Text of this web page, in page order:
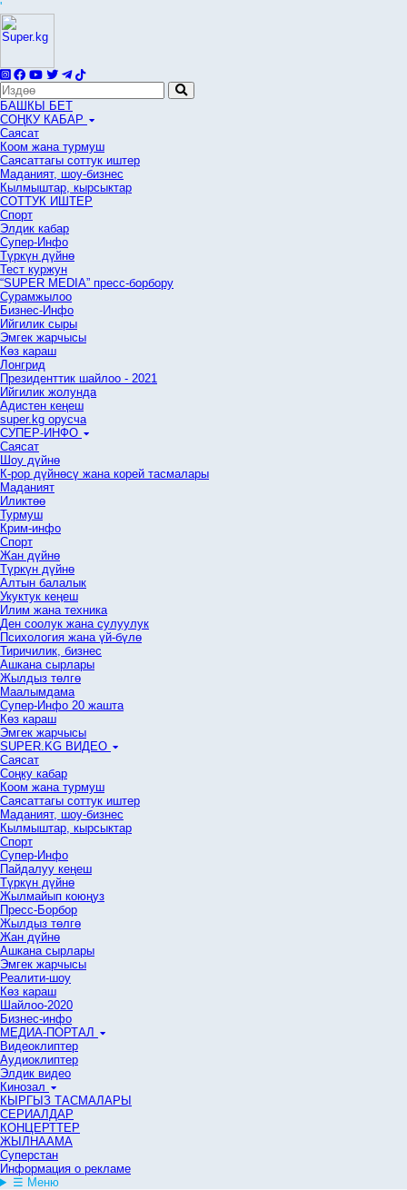
'
БАШКЫ БЕТ
СОҢКУ КАБАР
Саясат
Коом жана турмуш
Саясаттагы соттук иштер
Маданият, шоу-бизнес
Кылмыштар, кырсыктар
СОТТУК ИШТЕР
Спорт
Элдик кабар
Супер-Инфо
Түркүн дүйнө
Тест куржун
“SUPER MEDIA” пресс-борбору
Сурамжылоо
Бизнес-Инфо
Ийгилик сыры
Эмгек жарчысы
Көз караш
Лонгрид
Президенттик шайлоо - 2021
Ийгилик жолунда
Адистен кеңеш
super.kg орусча
СУПЕР-ИНФО
Саясат
Шоу дүйнө
К-рор дүйнөсү жана корей тасмалары
Маданият
Иликтөө
Турмуш
Крим-инфо
Спорт
Жан дүйнө
Түркүн дүйнө
Алтын балалык
Укуктук кеӊеш
Илим жана техника
Ден соолук жана сулуулук
Психология жана үй-бүлө
Тиричилик, бизнес
Ашкана сырлары
Жылдыз төлгө
Маалымдама
Супер-Инфо 20 жашта
Көз караш
Эмгек жарчысы
SUPER.KG ВИДЕО
Саясат
Cоңку кабар
Коом жана турмуш
Саясаттагы соттук иштер
Маданият, шоу-бизнес
Кылмыштар, кырсыктар
Спорт
Супер-Инфо
Пайдалуу кеңеш
Түркүн дүйнө
Жылмайып коюңуз
Пресс-Борбор
Жылдыз төлгө
Жан дүйнө
Ашкана сырлары
Эмгек жарчысы
Реалити-шоу
Көз караш
Шайлоо-2020
Бизнес-инфо
МЕДИА-ПОРТАЛ
Видеоклиптер
Аудиоклиптер
Элдик видео
Кинозал
КЫРГЫЗ ТАСМАЛАРЫ
СЕРИАЛДАР
КОНЦЕРТТЕР
ЖЫЛНААМА
Суперстан
Информация о рекламе
☰ Меню